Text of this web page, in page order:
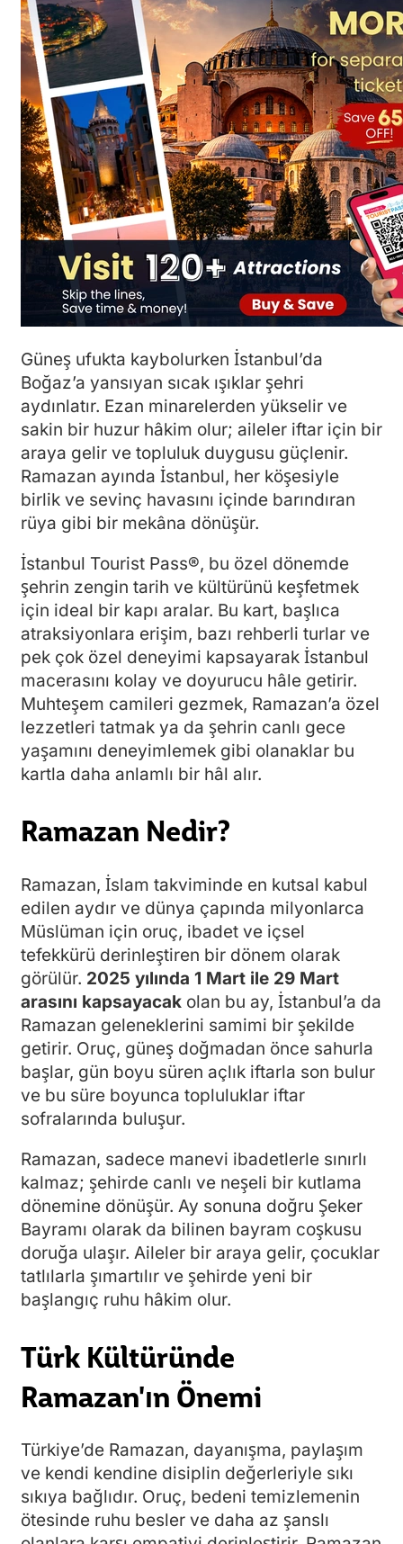
Güneş ufukta kaybolurken İstanbul’da
Boğaz’a yansıyan sıcak ışıklar şehri
aydınlatır. Ezan minarelerden yükselir ve
sakin bir huzur hâkim olur; aileler iftar için bir
araya gelir ve topluluk duygusu güçlenir.
Ramazan ayında İstanbul, her köşesiyle
birlik ve sevinç havasını içinde barındıran
rüya gibi bir mekâna dönüşür.
İstanbul Tourist Pass®, bu özel dönemde
şehrin zengin tarih ve kültürünü keşfetmek
için ideal bir kapı aralar. Bu kart, başlıca
atraksiyonlara erişim, bazı rehberli turlar ve
pek çok özel deneyimi kapsayarak İstanbul
macerasını kolay ve doyurucu hâle getirir.
Muhteşem camileri gezmek, Ramazan’a özel
lezzetleri tatmak ya da şehrin canlı gece
yaşamını deneyimlemek gibi olanaklar bu
kartla daha anlamlı bir hâl alır.
Ramazan Nedir?
Ramazan, İslam takviminde en kutsal kabul
edilen aydır ve dünya çapında milyonlarca
Müslüman için oruç, ibadet ve içsel
tefekkürü derinleştiren bir dönem olarak
görülür. 2025 yılında 1 Mart ile 29 Mart
arasını kapsayacak olan bu ay, İstanbul’a da
Ramazan geleneklerini samimi bir şekilde
getirir. Oruç, güneş doğmadan önce sahurla
başlar, gün boyu süren açlık iftarla son bulur
ve bu süre boyunca topluluklar iftar
sofralarında buluşur.
Ramazan, sadece manevi ibadetlerle sınırlı
kalmaz; şehirde canlı ve neşeli bir kutlama
dönemine dönüşür. Ay sonuna doğru Şeker
Bayramı olarak da bilinen bayram coşkusu
doruğa ulaşır. Aileler bir araya gelir, çocuklar
tatlılarla şımartılır ve şehirde yeni bir
başlangıç ruhu hâkim olur.
Türk Kültüründe
Ramazan'ın Önemi
Türkiye’de Ramazan, dayanışma, paylaşım
ve kendi kendine disiplin değerleriyle sıkı
sıkıya bağlıdır. Oruç, bedeni temizlemenin
ötesinde ruhu besler ve daha az şanslı